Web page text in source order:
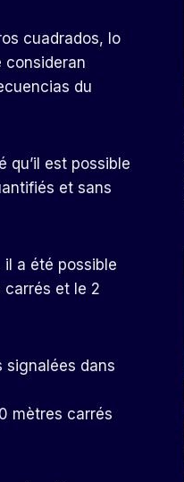
cuadrados, lo
consideran
du
qu’il est possible
et sans
il a été possible
carrés et le 2
signalées dans
mètres carrés